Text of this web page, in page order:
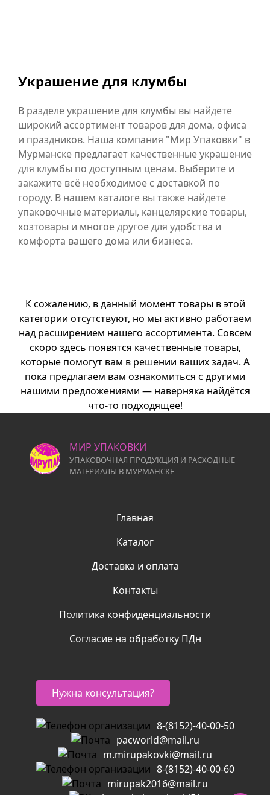
Украшение для клумбы
В разделе украшение для клумбы вы найдете
широкий ассортимент товаров для дома, офиса
и праздников. Наша компания "Мир Упаковки" в
Мурманске предлагает качественные украшение
для клумбы по доступным ценам. Выберите и
закажите всё необходимое с доставкой по
городу. В нашем каталоге вы также найдете
упаковочные материалы, канцелярские товары,
хозтовары и многое другое для удобства и
комфорта вашего дома или бизнеса.
К сожалению, в данный момент товары в этой
категории отсутствуют, но мы активно работаем
над расширением нашего ассортимента. Совсем
скоро здесь появятся качественные товары,
которые помогут вам в решении ваших задач. А
пока предлагаем вам ознакомиться с другими
нашими предложениями — наверняка найдётся
что-то подходящее!
МИР УПАКОВКИ
УПАКОВОЧНАЯ ПРОДУКЦИЯ И РАСХОДНЫЕ
МАТЕРИАЛЫ В МУРМАНСКЕ
Главная
Каталог
Доставка и оплата
Контакты
Политика конфиденциальности
Согласие на обработку ПДн
Нужна консультация?
8-(8152)-40-00-50
pacworld@mail.ru
m.mirupakovki@mail.ru
8-(8152)-40-00-60
mirupak2016@mail.ru